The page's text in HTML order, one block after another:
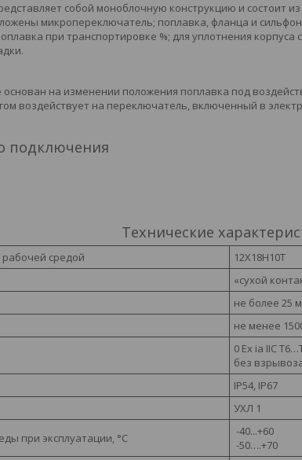
собой моноблочную конструкцию и состоит
микропереключатель; поплавка, фланца и
при транспортировке %; для уплотнения
на изменении положения поплавка под
воздействует на переключатель, включенный в
подключения
Технические
средой
12Х18Н10Т
«сухой
не более 25
не менее
0 Ex ia IIC
без
IP54, IP67
УХЛ 1
при эксплуатации, °С
-40...+60
-50….+70